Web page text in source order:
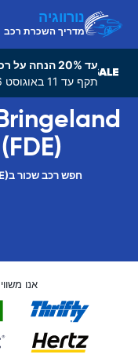
נורווגיה
מדריך השכרת רכב
עד 20% הנחה על רכבים להשכרה ברחבי העולם
תקף עד 11 באוגוסט 2026 - נצל אותו עוד היום!
(FDE) השכרת רכב
חפש רכב שכור בFørde lufthamn, Bringeland (FDE)
אנו